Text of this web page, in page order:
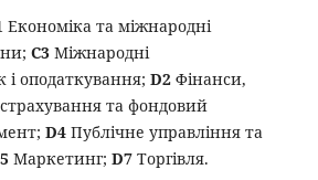
Економіка та міжнародні
C3 Міжнародні
і оподаткування; D2 Фінанси,
та фондовий
D4Публічне управління та
Маркетинг; D7 Торгівля.